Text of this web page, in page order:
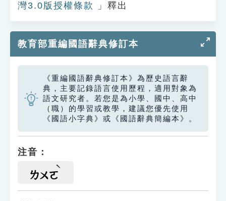
灣3.0版授權條款
」釋出
教育部重編國語辭典修訂本
《重編國語辭典修訂本》為歷史語言辭
典，主要記錄語言使用歷程，適用對象為
語文研究者。若您是為小學、國中、高中
（職）的學習或教學，建議您優先使用
《國語小字典》或《國語辭典簡編本》。
注音：
ㄌㄨㄛ